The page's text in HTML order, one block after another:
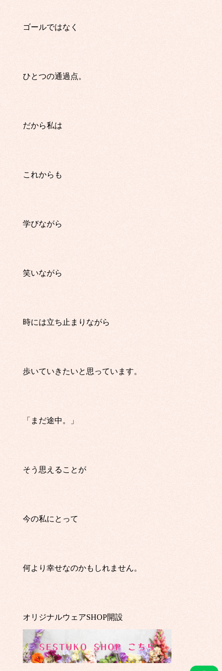
ゴールではなく
ひとつの通過点。
だから私は
これからも
学びながら
笑いながら
時には立ち止まりながら
歩いていきたいと思っています。
「まだ途中。」
そう思えることが
今の私にとって
何より幸せなのかもしれません。
オリジナルウェアSHOP開設